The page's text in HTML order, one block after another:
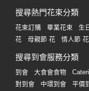
搜尋熱門花束分類
花束訂購 畢業花束 生
花
母親節 花 情人節 花
搜尋到會服務分類
到會 大食會食物
對到會
中環到會 平價